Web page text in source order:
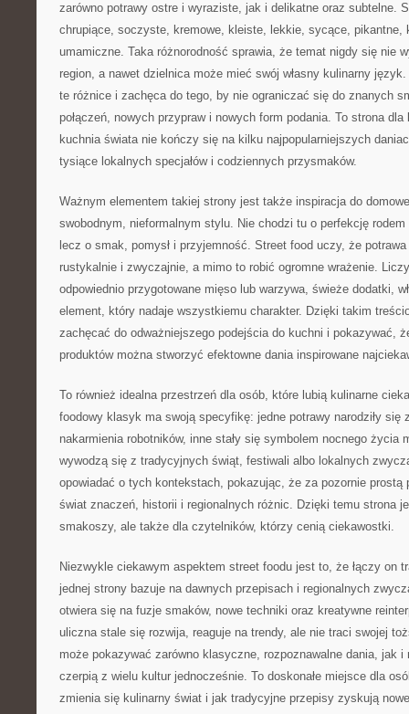
zarówno potrawy ostre i wyraziste, jak i delikatne oraz subtelne.
chrupiące, soczyste, kremowe, kleiste, lekkie, sycące, pikantne,
umamiczne. Taka różnorodność sprawia, że temat nigdy się nie
region, a nawet dzielnica może mieć swój własny kulinarny
te różnice i zachęca do tego, by nie ograniczać się do znanych
połączeń, nowych przypraw i nowych form podania. To strona
kuchnia świata nie kończy się na kilku najpopularniejszych
tysiące lokalnych specjałów i codziennych przysmaków.
Ważnym elementem takiej strony jest także inspiracja do
swobodnym, nieformalnym stylu. Nie chodzi tu o perfekcję
lecz o smak, pomysł i przyjemność. Street food uczy, że
rustykalnie i zwyczajnie, a mimo to robić ogromne wrażenie.
odpowiednio przygotowane mięso lub warzywa, świeże dodatki,
element, który nadaje wszystkiemu charakter. Dzięki takim
zachęcać do odważniejszego podejścia do kuchni i pokazywać,
produktów można stworzyć efektowne dania inspirowane
To również idealna przestrzeń dla osób, które lubią kulinarne
foodowy klasyk ma swoją specyfikę: jedne potrawy narodziły się
nakarmienia robotników, inne stały się symbolem nocnego życia
wywodzą się z tradycyjnych świąt, festiwali albo lokalnych
opowiadać o tych kontekstach, pokazując, że za pozornie prostą
świat znaczeń, historii i regionalnych różnic. Dzięki temu strona
smakoszy, ale także dla czytelników, którzy cenią ciekawostki.
Niezwykle ciekawym aspektem street foodu jest to, że łączy on
jednej strony bazuje na dawnych przepisach i regionalnych
otwiera się na fuzje smaków, nowe techniki oraz kreatywne
uliczna stale się rozwija, reaguje na trendy, ale nie traci swojej
może pokazywać zarówno klasyczne, rozpoznawalne dania, jak i
czerpią z wielu kultur jednocześnie. To doskonałe miejsce dla
zmienia się kulinarny świat i jak tradycyjne przepisy zyskują